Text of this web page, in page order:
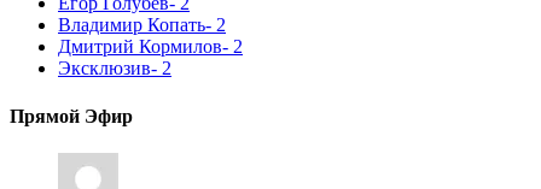
Владимир Копать- 2
Дмитрий Кормилов- 2
Эксклюзив- 2
Прямой Эфир